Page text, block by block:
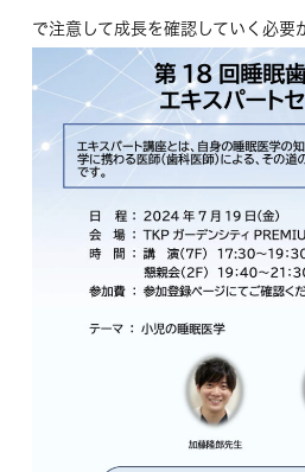
で注意して成長を確認していく必要